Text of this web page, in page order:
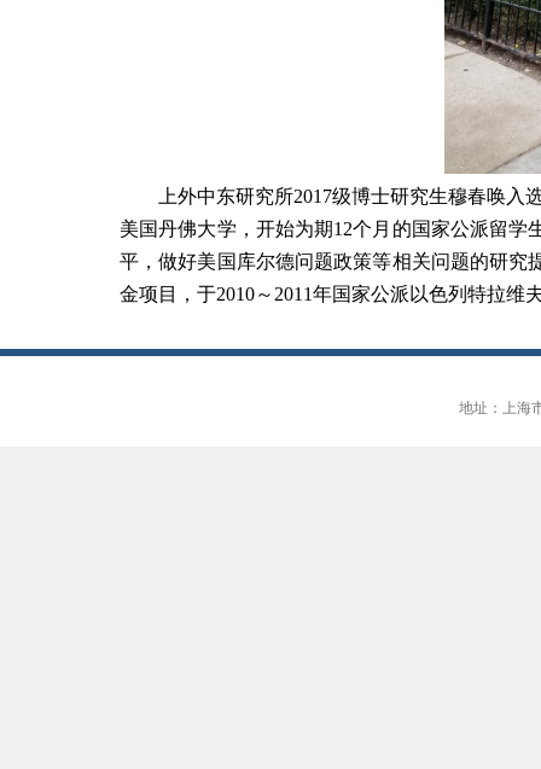
上外中东研究所2017级博士研究生穆春唤入
美国丹佛大学，开始为期12个月的国家公派留学
平，做好美国库尔德问题政策等相关问题的研
金项目，于2010～ 2011年国家公派以色列特拉维
地址：上海